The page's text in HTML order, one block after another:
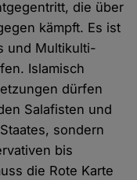
die über
kämpft. Es ist
und Multikulti-
Islamisch
dürfen
Salafisten und
sondern
bis
die Rote Karte